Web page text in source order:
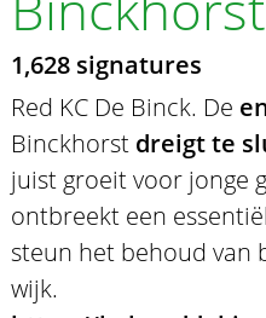
1,628 signatures
Red KC De Binck. De
Binckhorst dreigt te
juist groeit voor jonge
ontbreekt een
steun het behoud van
wijk.